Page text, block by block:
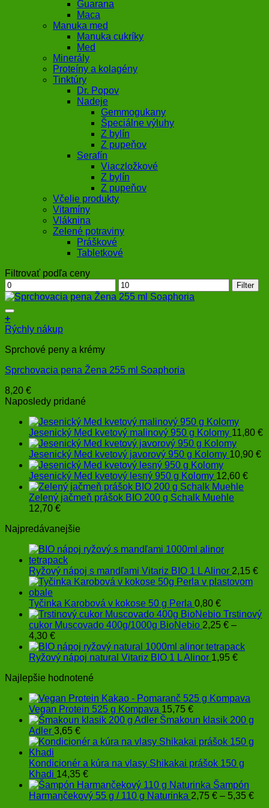
Guarana
Maca
Manuka med
Manuka cukríky
Med
Minerály
Proteíny a kolagény
Tinktúry
Dr. Popov
Nadeje
Gemmogukany
Špeciálne výluhy
Z bylín
Z pupeňov
Serafín
Viaczložkové
Z bylín
Z pupeňov
Včelie produkty
Vitamíny
Vláknina
Zelené potraviny
Práškové
Tabletkové
Filtrovať podľa ceny
Minimálna
cena
Maximálna
cena
Filter
+
Rýchly nákup
Sprchové peny a krémy
Sprchovacia pena Žena 255 ml Soaphoria
8,20 €
Naposledy pridané
Jesenický Med kvetový malinový 950 g Kolomy 11,80 €
Jesenický Med kvetový javorový 950 g Kolomy 10,90 €
Jesenický Med kvetový lesný 950 g Kolomy 12,60 €
Zelený jačmeň prášok BIO 200 g Schalk Muehle
12,70 €
Najpredávanejšie
Ryžový nápoj s mandľami Vitariz BIO 1 L Alinor 2,15 €
Tyčinka Karobová v kokose 50 g Perla 0,80 €
Trstinový
cukor Muscovado 400g/1000g BioNebio 2,25 € –
4,30 €Price
range:
2,25 €
4,30 €
Ryžový nápoj natural Vitariz BIO 1 L Alinor 1,95 €
Najlepšie hodnotené
Vegan Protein 525 g Kompava 15,75 €
Šmakoun klasik 200 g
Adler 3,65 €
Kondicionér a kúra na vlasy Shikakai prášok 150 g
Khadi 14,35 €
Šampón
Harmančekový 55 g / 110 g Naturinka 2,75 € – 5,35 €